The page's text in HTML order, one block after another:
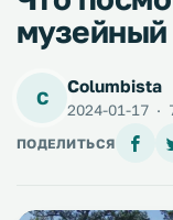
C
Columbista
2024-01-17 ·
ПОДЕЛИТЬСЯ